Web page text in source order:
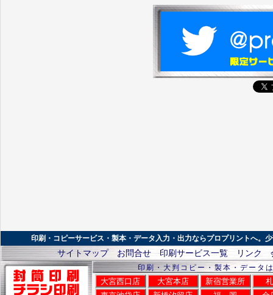
印刷・コピーサービス・製本・データ入力・出力ならプロプリントへ。
サイトマップ お問合せ 印刷サービス一覧 リンク
印刷・大判コピー・製本・データ
大宮西口店 大宮本店 新宿営業所